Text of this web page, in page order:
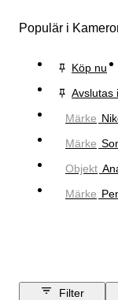
Populär i
Köp nu
Avslutas
Märke
Märke
Objekt
Märke
Filter